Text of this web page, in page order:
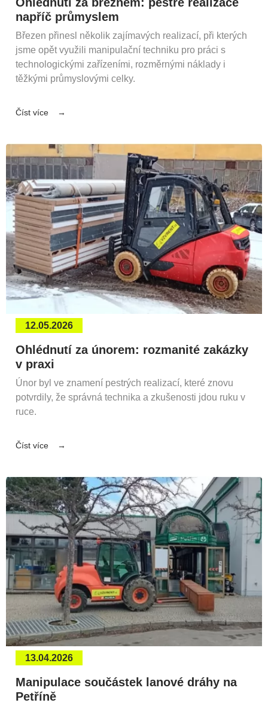
Ohlédnutí za březnem: pestré realizace
napříč průmyslem
Březen přinesl několik zajímavých realizací, při kterých
jsme opět využili manipulační techniku pro práci s
technologickými zařízeními, rozměrnými náklady i
těžkými průmyslovými celky.
Číst více
12.05.2026
Ohlédnutí za únorem: rozmanité zakázky
v praxi
Únor byl ve znamení pestrých realizací, které znovu
potvrdily, že správná technika a zkušenosti jdou ruku v
ruce.
Číst více
13.04.2026
Manipulace součástek lanové dráhy na
Petříně